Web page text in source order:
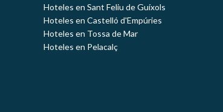
Hoteles en Sant Feliu de Guíxols
Hoteles en Castelló d'Empúries
Hoteles en Tossa de Mar
Hoteles en Pelacalç